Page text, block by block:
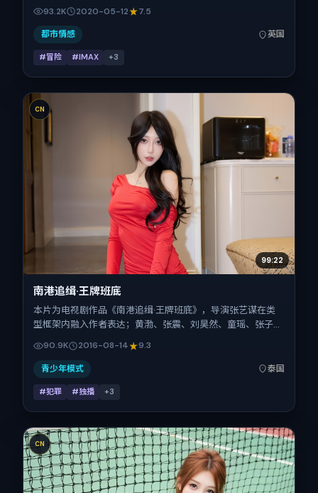
片定于 2020-05-12 起陆续登陆院线与网络平台，春季档公
映，片长130分钟。
93.2K 2020-05-12 7.5
都市情感 英国
#冒险 #IMAX +3
CN
99:22
南港追缉·王牌班底
本片为电视剧作品《南港追缉·王牌班底》，导演张艺谋在类
型框架内融入作者表达；黄渤、张震、刘昊然、童瑶、张子枫
景为泰国。上映时间 2016年8月14日（公映登记日 2016-08-
14），全片134分钟，节奏张弛有度。
90.9K 2016-08-14 9.3
青少年模式 泰国
#犯罪 #独播 +3
CN